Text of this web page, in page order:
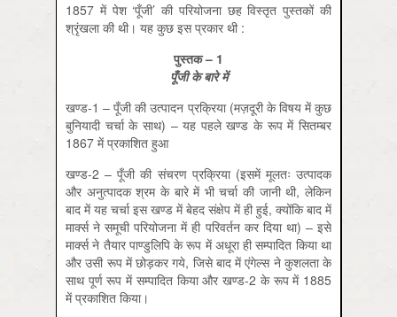
1857 में पेश ‘पूँजी’ की परियोजना छह विस्तृत पुस्तकों की
श्रृंखला की थी। यह कुछ इस प्रकार थी :
पुस्तक– 1
पूँजी के बारे में
खण्ड-1 – पूँजी की उत्पादन प्रक्रिया (मज़दूरी के विषय में कुछ
बुनियादी चर्चा के साथ) – यह पहले खण्ड के रूप में सितम्बर
1867 में प्रकाशित हुआ
खण्ड-2 – पूँजी की संचरण प्रक्रिया (इसमें मूलतः उत्पादक
और अनुत्पादक श्रम के बारे में भी चर्चा की जानी थी, लेकिन
बाद में यह चर्चा इस खण्ड में बेहद संक्षेप में ही हुई, क्योंकि बाद में
मार्क्स ने समूची परियोजना में ही परिवर्तन कर दिया था) – इसे
मार्क्स ने तैयार पाण्डुलिपि के रूप में अधूरा ही सम्पादित किया था
और उसी रूप में छोड़कर गये, जिसे बाद में एंगेल्स ने कुशलता के
साथ पूर्ण रूप में सम्पादित किया और खण्ड-2 के रूप में 1885
में प्रकाशित किया।